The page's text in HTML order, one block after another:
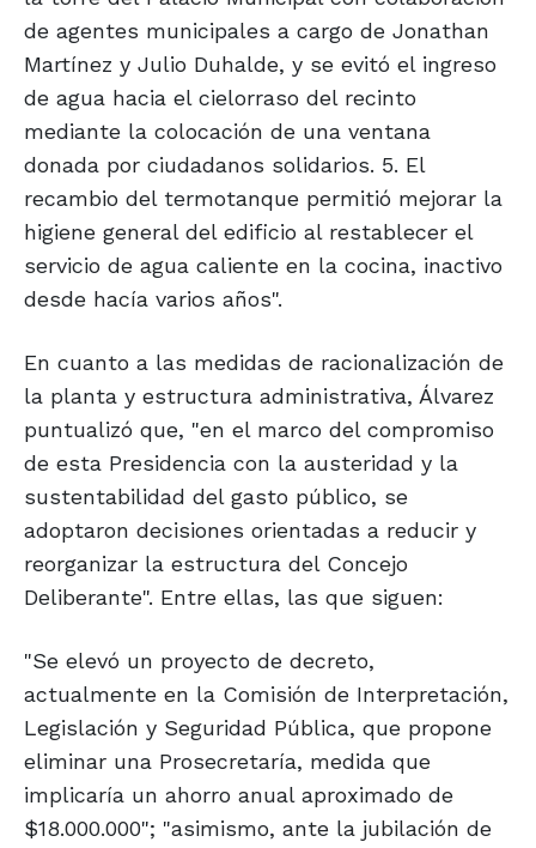
de agentes municipales a cargo de Jonathan
Martínez y Julio Duhalde, y se evitó el ingreso
de agua hacia el cielorraso del recinto
mediante la colocación de una ventana
donada por ciudadanos solidarios. 5. El
recambio del termotanque permitió mejorar la
higiene general del edificio al restablecer el
servicio de agua caliente en la cocina, inactivo
desde hacía varios años".
En cuanto a las medidas de racionalización de
la planta y estructura administrativa, Álvarez
puntualizó que, "en el marco del compromiso
de esta Presidencia con la austeridad y la
sustentabilidad del gasto público, se
adoptaron decisiones orientadas a reducir y
reorganizar la estructura del Concejo
Deliberante". Entre ellas, las que siguen:
"Se elevó un proyecto de decreto,
actualmente en la Comisión de Interpretación,
Legislación y Seguridad Pública, que propone
eliminar una Prosecretaría, medida que
implicaría un ahorro anual aproximado de
$18.000.000"; "asimismo, ante la jubilación de